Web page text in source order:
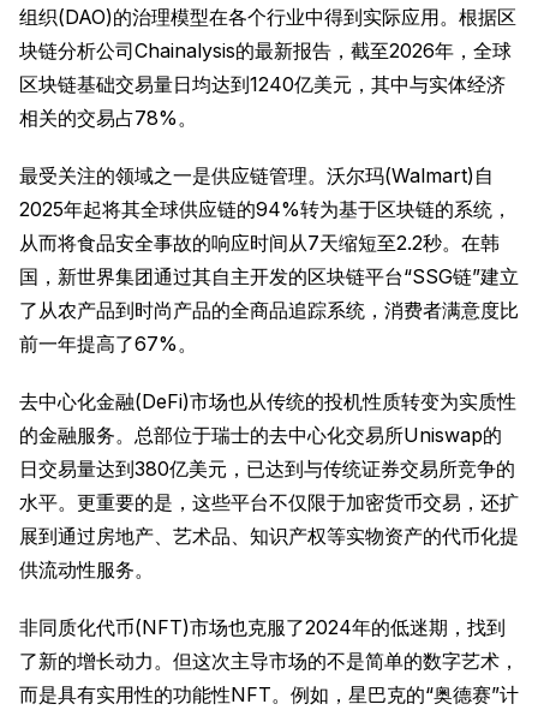
组织(DAO)的治理模型在各个行业中得到实际应用。根据区
块链分析公司Chainalysis的最新报告，截至2026年，全球
区块链基础交易量日均达到1240亿美元，其中与实体经济
相关的交易占78%。
最受关注的领域之一是供应链管理。沃尔玛(Walmart)自
2025年起将其全球供应链的94%转为基于区块链的系统，
从而将食品安全事故的响应时间从7天缩短至2.2秒。在韩
国，新世界集团通过其自主开发的区块链平台“SSG链”建立
了从农产品到时尚产品的全商品追踪系统，消费者满意度比
前一年提高了67%。
去中心化金融(DeFi)市场也从传统的投机性质转变为实质性
的金融服务。总部位于瑞士的去中心化交易所Uniswap的
日交易量达到380亿美元，已达到与传统证券交易所竞争的
水平。更重要的是，这些平台不仅限于加密货币交易，还扩
展到通过房地产、艺术品、知识产权等实物资产的代币化提
供流动性服务。
非同质化代币(NFT)市场也克服了2024年的低迷期，找到
了新的增长动力。但这次主导市场的不是简单的数字艺术，
而是具有实用性的功能性NFT。例如，星巴克的“奥德赛”计